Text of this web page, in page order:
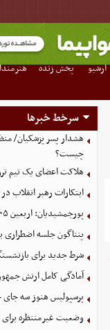
آرشیو پخش زنده
سرخط خبرها
هشدار پسر پزشکیان/
چیست؟
هلاکت اعضای یک تیم
ابتکارات رهبر انقلاب
پورجمشیدیان: اربعین ۱۴۰۵ با بالاترین سطح امنیت برگزار شد
پنتاگون جلسه اضطراری
شرط جدید برای
آمادگی کامل ارتش
پرسپولیس هنوز سه جای
وضعیت غیرمنتظره